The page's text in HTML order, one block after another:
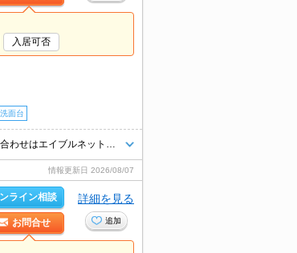
入居可否
面台
情報更新日 2026/08/07
ライン相談
お問合せ
詳細を見る
追加